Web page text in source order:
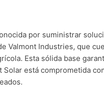
por suministrar
Valmont Industries, que
Esta sólida base
está comprometida